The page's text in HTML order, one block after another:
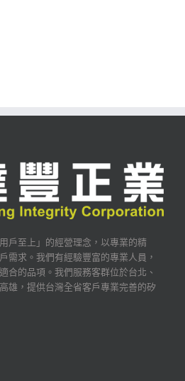
戶至上」的經營理念，以專業的精
需求。我們有經驗豐富的專業人員，
合的品項。我們服務客群位於台北、
雄，提供台灣全省客戶專業完善的矽